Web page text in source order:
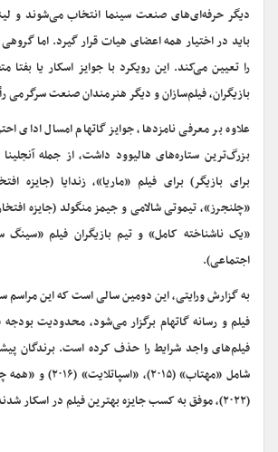
دیگر حرفه‌ای‌های صنعت سینما انتخاب می‌شوند و
باید در اختیار همه اعضای هیات قرار گیرد. اما گروهی
را تعیین می‌کند. این رویکرد با جوایز اسکار یا
بازیگران، فیلم‌سازان و دیگر هنرمندان صنعت
علاوه بر معرفی نامزدها، جوایز گاتهام امسال ادای
بزرگ‌ترین ستاره‌های هالیوود داشت، از جمله
برای بازیگر) برای فیلم «ماریا»، زندایا (جایزه
«چلنجرز»، تیموتی شالامی و جیمز منگولد (جایزه
«یک ناشناخته کامل» و تیم بازیگران فیلم
اجتماعی).
به گزارش ورایتی، این دومین سالی است که این مراسم
فیلم‌های واجد شرایط را حذف کرده است. برندگان
شامل «مهتاب» (۲۰۱۵)،
(۲۰۲۲)، موفق به کسب جایزه بهترین فیلم در اسکار شدند.